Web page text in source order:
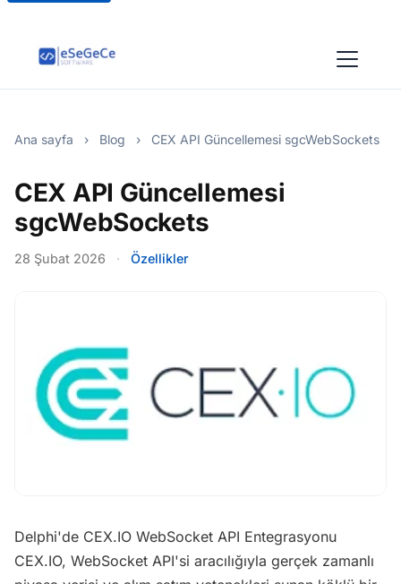
Ana sayfa › Blog › CEX API Güncellemesi sgcWebSockets
CEX API Güncellemesi
sgcWebSockets
28 Şubat 2026 · Özellikler
Delphi'de CEX.IO WebSocket API Entegrasyonu
CEX.IO, WebSocket API'si aracılığıyla gerçek zamanlı